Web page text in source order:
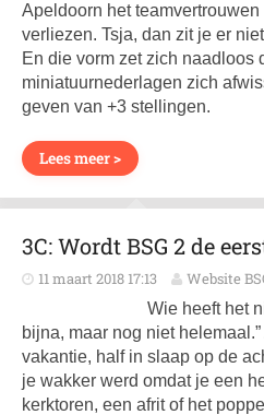
Apeldoorn het
verliezen. Tsja, dan zit je er
En die vorm zet zich naadloos
miniatuurnederlagen zich
geven van +3 stellingen.
Lees meer >
3C: Wordt BSG 2 de
11 maart 2018 17:13 Website
Wie heeft het
bijna, maar nog niet
vakantie, half in slaap op de
je wakker werd omdat je een
kerktoren, een afrit of het